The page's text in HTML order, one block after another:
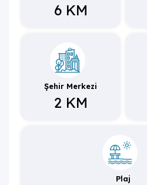
6 KM
Şehir Merkezi
2 KM
Plaj